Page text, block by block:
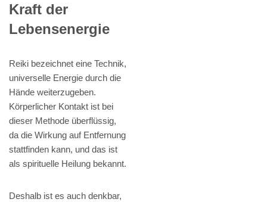
Kraft der
Lebensenergie
Reiki bezeichnet eine Technik,
universelle Energie durch die
Hände weiterzugeben.
Körperlicher Kontakt ist bei
dieser Methode überflüssig,
da die Wirkung auf Entfernung
stattfinden kann, und das ist
als spirituelle Heilung bekannt.
Deshalb ist es auch denkbar,